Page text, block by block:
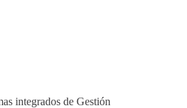
integrados de Gestión